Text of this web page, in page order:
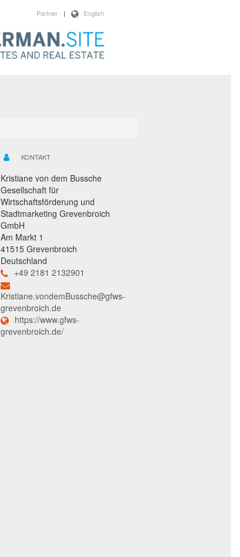
English
|
Partner
KONTAKT
Kristiane von dem Bussche
Gesellschaft für
Wirtschaftsförderung und
Stadtmarketing Grevenbroich
GmbH
Am Markt 1
41515 Grevenbroich
Deutschland
+49 2181 2132901
Kristiane.vondemBussche@gfws-
grevenbroich.de
https://www.gfws-
grevenbroich.de/